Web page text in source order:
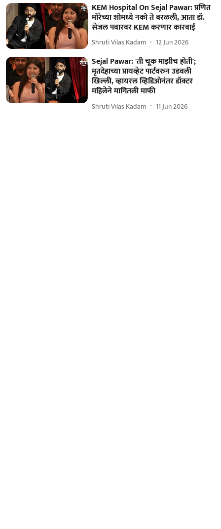
KEM Hospital On Sejal Pawar: प्रणित
मोरेच्या शोमध्ये नको ते बरळली, आता डॉ.
सेजल पवारवर KEM करणार कारवाई
Shruti Vilas Kadam 12 Jun 2026
Sejal Pawar: 'ती चूक माझीच होती';
मृतदेहाच्या प्रायव्हेट पार्टवरुन उडवली
खिल्ली, व्हायरल व्हिडिओनंतर डॉक्टर
महिलेने मागितली माफी
Shruti Vilas Kadam 11 Jun 2026